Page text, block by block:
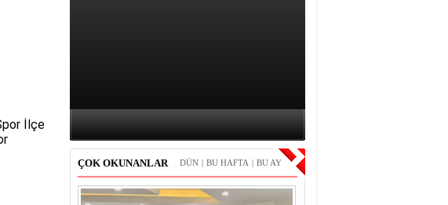
İlçe
ÇOK OKUNANLAR BU AY
|
BU HAFTA
|
DÜN